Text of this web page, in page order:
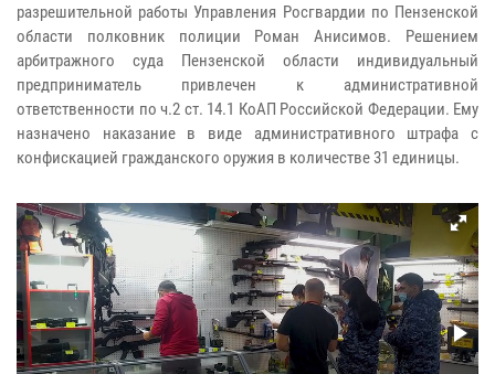
разрешительной работы Управления Росгвардии по Пензенской
области полковник полиции Роман Анисимов. Решением
арбитражного суда Пензенской области индивидуальный
предприниматель привлечен к административной
ответственности по ч.2 ст. 14.1 КоАП Российской Федерации. Ему
назначено наказание в виде административного штрафа с
конфискацией гражданского оружия в количестве 31 единицы.